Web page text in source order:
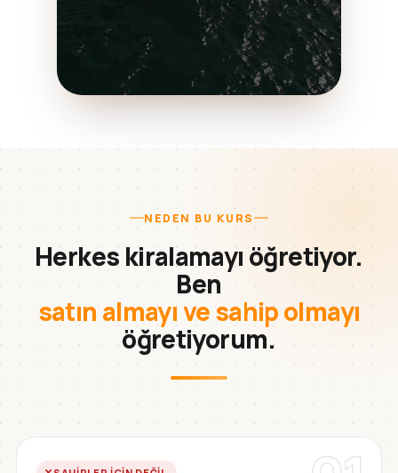
NEDEN BU KURS
Herkes kiralamayı öğretiyor.
Ben
satın almayı ve sahip olmayı
öğretiyorum.